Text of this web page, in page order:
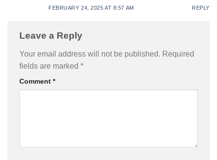
FEBRUARY 24, 2025 AT 8:57 AM REPLY
Leave a Reply
Your email address will not be published. Required
fields are marked *
Comment *